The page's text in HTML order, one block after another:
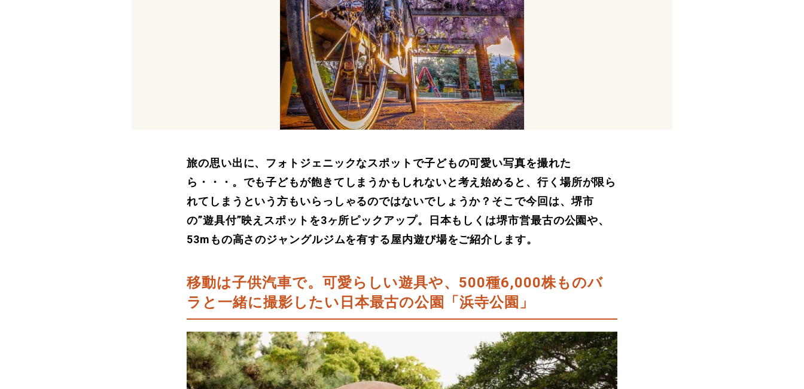
旅の思い出に、フォトジェニックなスポットで子どもの可愛い写真を撮れた
ら・・・。でも子どもが飽きてしまうかもしれないと考え始めると、行く場所が限ら
れてしまうという方もいらっしゃるのではないでしょうか？そこで今回は、堺市
の”遊具付”映えスポットを3ヶ所ピックアップ。日本もしくは堺市営最古の公園や、
53mもの高さのジャングルジムを有する屋内遊び場をご紹介します。
移動は子供汽車で。可愛らしい遊具や、 500種6,000株ものバ
ラと一緒に撮影したい日本最古の公園
「浜寺公園」